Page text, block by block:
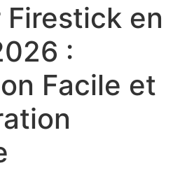
Firestick en
:
Facile et